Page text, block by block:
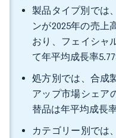
製品タイプ別では
ンが2025年の売上
おり、フェイシャ
て年平均成長率
処方別では、合成
アップ市場シェア
替品は年平均成長
カテゴリー別では